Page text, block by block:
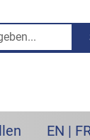
EN |